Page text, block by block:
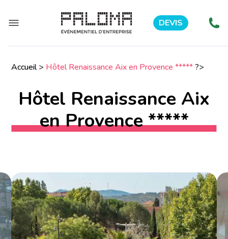
DEVIS
Accueil> Hôtel Renaissance Aix en Provence *****?>
Hôtel Renaissance Aix
en Provence *****